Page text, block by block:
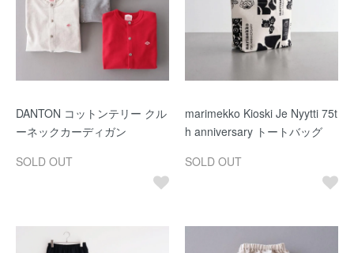
DANTON コットンテリー クル
ーネックカーディガン
SOLD OUT
marimekko Kioski Je Nyytti 75t
h anniversary トートバッグ
SOLD OUT